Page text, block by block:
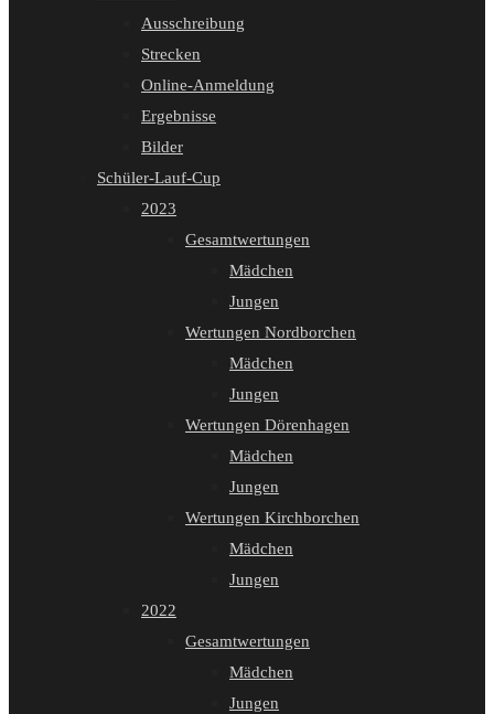
Ausschreibung
Strecken
Online-Anmeldung
Ergebnisse
Bilder
Schüler-Lauf-Cup
2023
Gesamtwertungen
Mädchen
Jungen
Wertungen Nordborchen
Mädchen
Jungen
Wertungen Dörenhagen
Mädchen
Jungen
Wertungen Kirchborchen
Mädchen
Jungen
2022
Gesamtwertungen
Mädchen
Jungen